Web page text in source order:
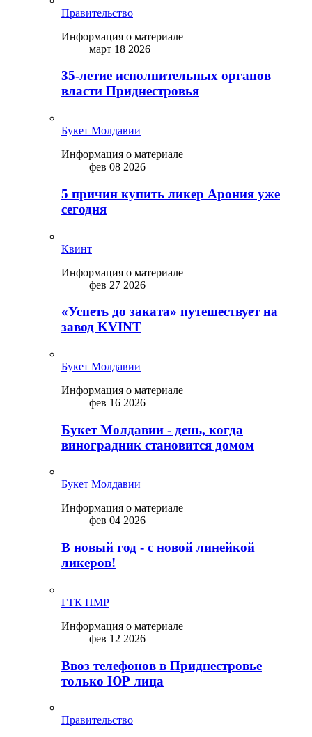
Правительство
Информация о материале
март 18 2026
35-летие исполнительных органов
власти Приднестровья
Букет Молдавии
Информация о материале
фев 08 2026
5 причин купить ликep Арония уже
сегодня
Квинт
Информация о материале
фев 27 2026
«Успеть до заката» путешествует на
завод KVINT
Букет Молдавии
Информация о материале
фев 16 2026
Букет Молдавии - день, когда
виноградник становится домом
Букет Молдавии
Информация о материале
фев 04 2026
В новый год - с новой линейкой
ликepoв!
ГТК ПМР
Информация о материале
фев 12 2026
Ввоз телефонов в Приднестровье
только ЮР лица
Правительство